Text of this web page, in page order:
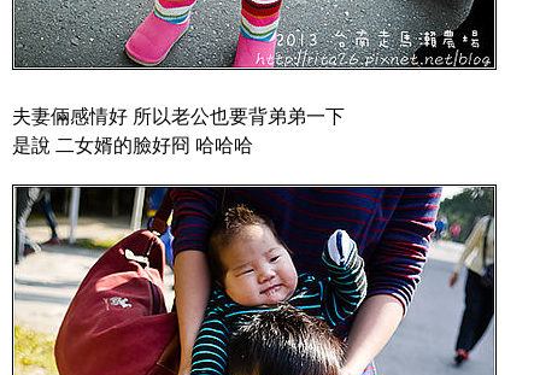
夫妻倆感情好 所以老公也要背弟弟一下
是說 二女婿的臉好冏 哈哈哈